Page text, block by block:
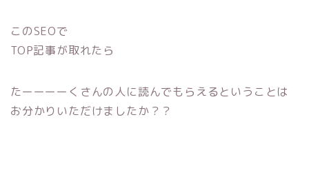
このSEOで
TOP記事が取れたら
たーーーーくさんの人に読んでもらえるということは
お分かりいただけましたか？？